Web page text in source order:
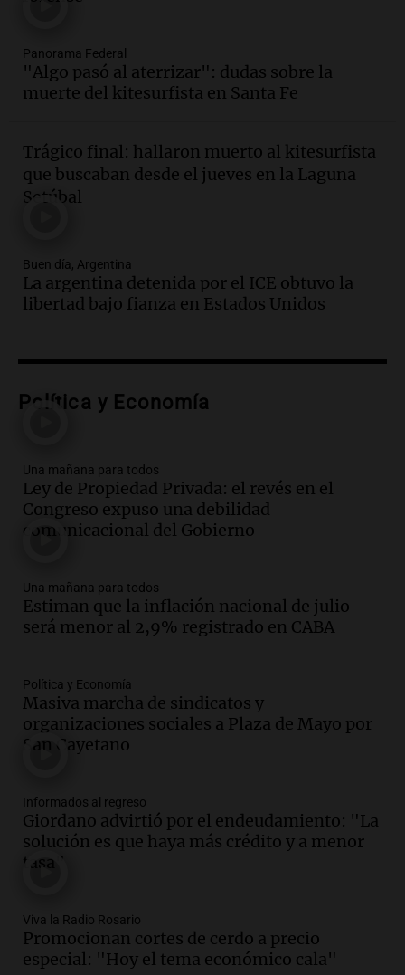
Una mañana para todos
Audio.Joan Gaspart: "Sin Jorge, no sé si
Messi hubiera llegado adonde llegó"
Una mañana para todos
Audio.El orgullo y el sueño argentino de
Jorge Messi en una entrevista con Rony
Vargas en 2007
Audio.El abuelo de Agostina Vega, tras
las nuevas detenciones: "En esa casa
todos tenían algo que ver"
del desayuno ideal: qué alimentos
conviene priorizar
Audio.Murió Jorge Messi
Una mañana para todos
Audio.Mateo, a los 25 años, lucha
contra el tiempo: necesita un trasplante
para poder seguir viviend
Episodios
Audio.Estiman que la inflación nacional
de julio será menor al 2,9% registrado
en CABA
Audio.Altas Cumbres: rescataron a una
cabra que llevaba ocho días atrapada en
un precipicio
Audio.Chile planteó mejorar la
conectividad fronteriza, aérea y digital
con Jujuy
Panorama Federal
"Algo pasó al aterrizar": dudas sobre la
muerte del kitesurfista en Santa Fe
Trágico final: hallaron muerto al kitesurfista
que buscaban desde el jueves en la Laguna
Setúbal
Buen día, Argentina
La argentina detenida por el ICE obtuvo la
libertad bajo fianza en Estados Unidos
Política y Economía
Una mañana para todos
Ley de Propiedad Privada: el revés en el
Congreso expuso una debilidad
comunicacional del Gobierno
Una mañana para todos
Estiman que la inflación nacional de julio
será menor al 2,9% registrado en CABA
Política y Economía
Masiva marcha de sindicatos y
organizaciones sociales a Plaza de Mayo por
San Cayetano
Informados al regreso
Giordano advirtió por el endeudamiento: "La
solución es que haya más crédito y a menor
tasa"
Viva la Radio Rosario
Promocionan cortes de cerdo a precio
especial: "Hoy el tema económico cala"